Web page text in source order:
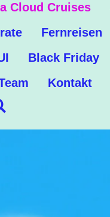
Cloud Cruises
Fernreisen
Black Friday
Kontakt